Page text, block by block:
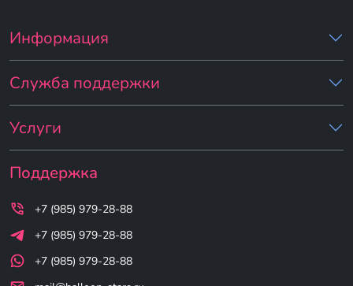
Информация
Служба поддержки
Услуги
Поддержка
+7 (985) 979-28-88
+7 (985) 979-28-88
+7 (985) 979-28-88